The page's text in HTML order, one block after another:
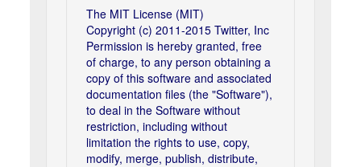
The MIT License (MIT)
Copyright (c) 2011-2015 Twitter, Inc
Permission is hereby granted, free
of charge, to any person obtaining a
copy of this software and associated
documentation files (the "Software"),
to deal in the Software without
restriction, including without
limitation the rights to use, copy,
modify, merge, publish, distribute,